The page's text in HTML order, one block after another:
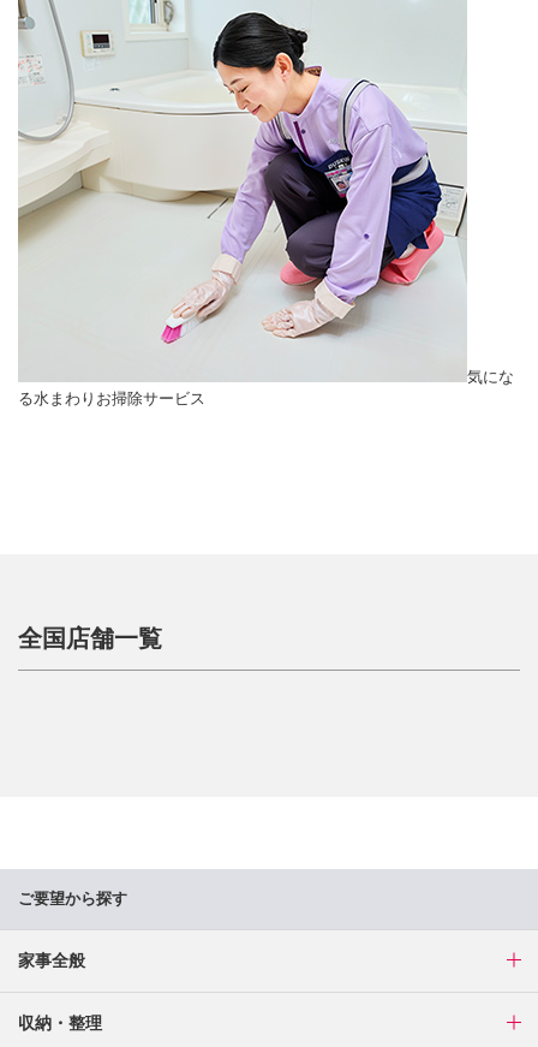
気にな
る水まわりお掃除サービス
全国店舗一覧
ご要望から探す
家事全般
収納・整理